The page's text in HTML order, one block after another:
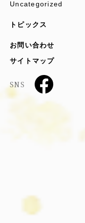
Uncategorized
トピックス
お問い合わせ
サイトマップ
SNS